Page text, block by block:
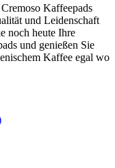
Kaffeepads
und Leidenschaft
noch heute Ihre
und genießen Sie
Kaffee egal wo